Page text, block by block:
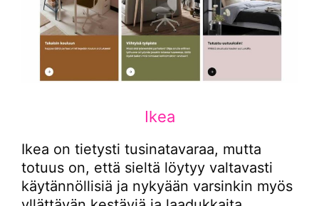
Ikea
Ikea on tietysti tusinatavaraa, mutta
totuus on, että sieltä löytyy valtavasti
käytännöllisiä ja nykyään varsinkin myös